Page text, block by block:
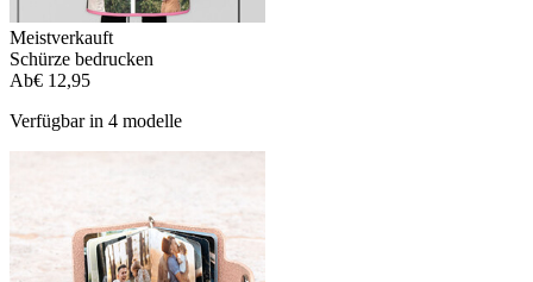
Meistverkauft
Schürze bedrucken
Ab€ 12,95
Verfügbar in 4 modelle